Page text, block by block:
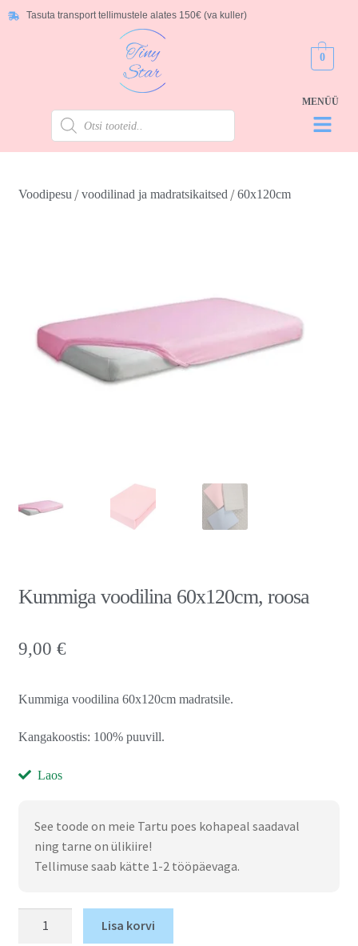
Tasuta transport tellimustele alates 150€ (va kuller)
0
Voodipesu/voodilinad ja madratsikaitsed/60x120cm
Kummiga voodilina 60x120cm, roosa
9,00 €
Kummiga voodilina 60x120cm madratsile.
Kangakoostis: 100% puuvill.
Laos
See toode on meie Tartu poes kohapeal saadaval
ning tarne on ülikiire!
Tellimuse saab kätte 1-2 tööpäevaga.
Lisa korvi